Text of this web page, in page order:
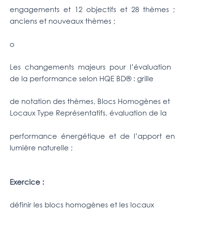
engagements et 12 objectifs et 28 thèmes ;
anciens et nouveaux thèmes ;
o
Les changements majeurs pour l’évaluation
de la performance selon HQE BD® : grille
de notation des thèmes, Blocs Homogènes et
Locaux Type Représentatifs, évaluation de la
performance énergétique et de l’apport en
lumière naturelle ;
Exercice :
définir les blocs homogènes et les locaux